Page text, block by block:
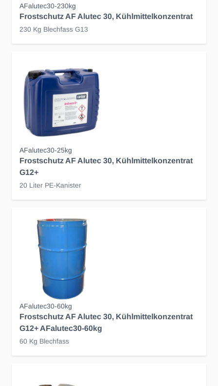
AFalutec30-230kg
Frostschutz AF Alutec 30, Kühlmittelkonzentrat
230 Kg Blechfass G13
AFalutec30-25kg
Frostschutz AF Alutec 30, Kühlmittelkonzentrat
G12+
20 Liter PE-Kanister
AFalutec30-60kg
Frostschutz AF Alutec 30, Kühlmittelkonzentrat
G12+ AFalutec30-60kg
60 Kg Blechfass